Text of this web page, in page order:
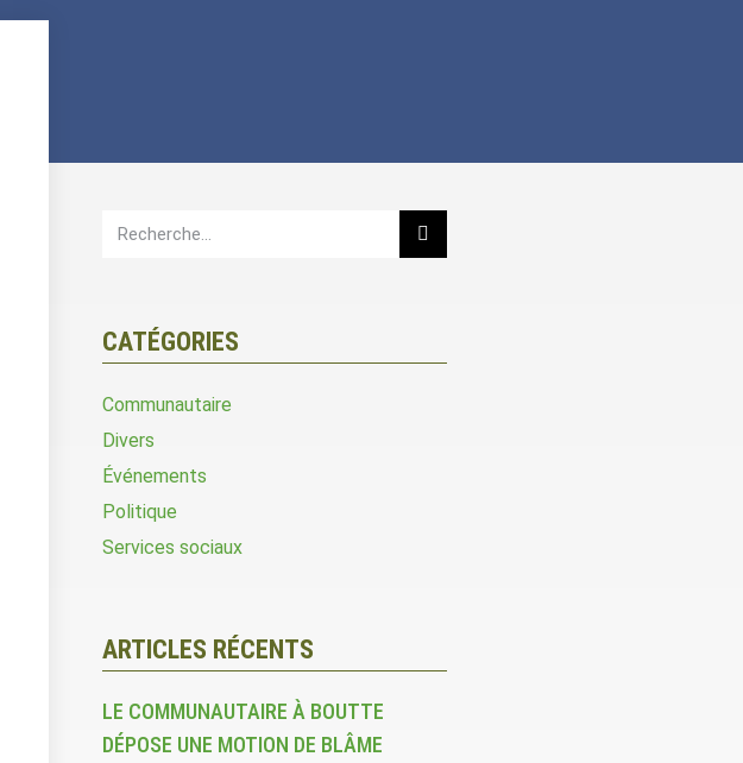
CATÉGORIES
Communautaire
Divers
Événements
Politique
Services sociaux
ARTICLES RÉCENTS
LE COMMUNAUTAIRE À BOUTTE
DÉPOSE UNE MOTION DE BLÂME